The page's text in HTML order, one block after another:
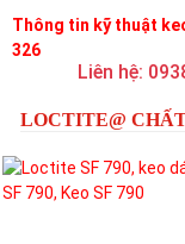
Thông tin kỹ thuật
326
Liên hệ:
LOCTITE@